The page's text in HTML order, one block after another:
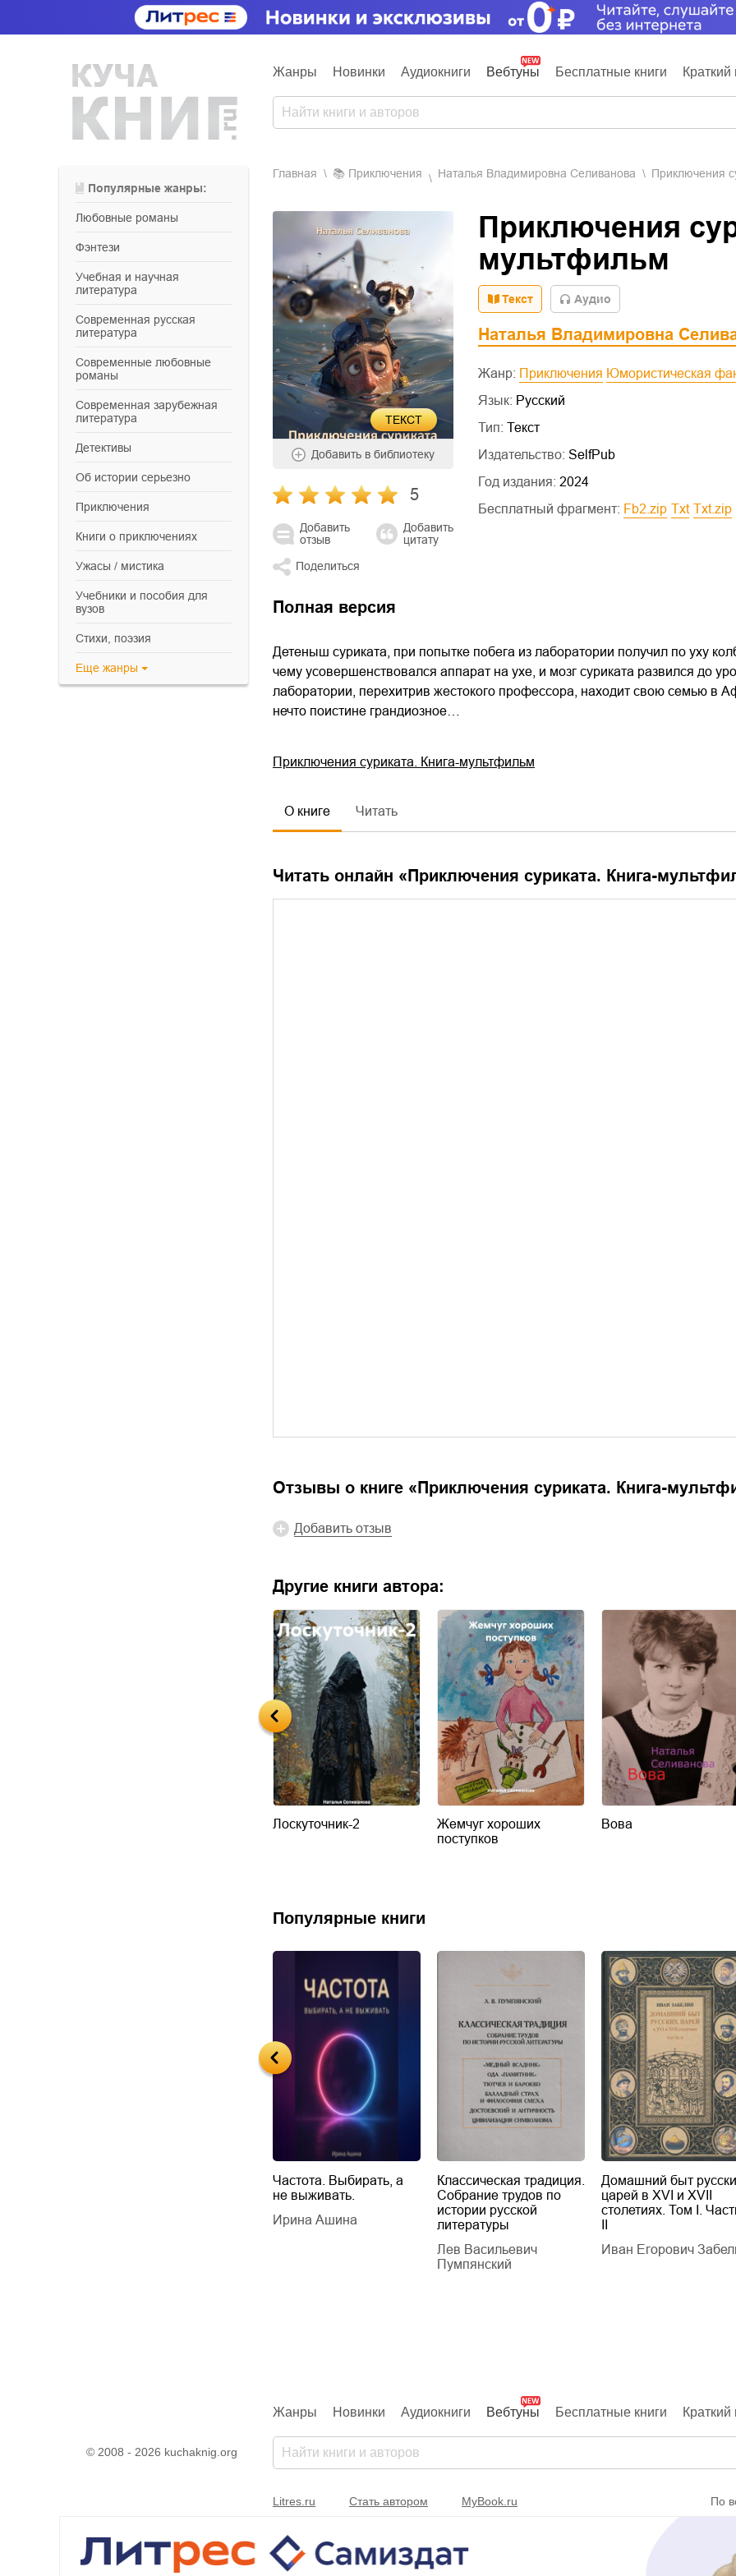
Жанры Новинки Аудиокниги Вебтуны Бесплатные книги Краткий
Популярные жанры:
любовные романы
фэнтези
учебная и научная
литература
современная русская
литература
современные любовные
романы
современная зарубежная
литература
детективы
об истории серьезно
приключения
книги о приключениях
ужасы / мистика
учебники и пособия для
вузов
cтихи, поэзия
Еще жанры
Главная 📚 приключения Наталья Владимировна Селиванова Приключения
ТЕКСТ
Добавить в библиотеку
5
Добавить
отзыв
Добавить
цитату
Поделиться
Приключения
мультфильм
Текст Aудио
Наталья Владимировна
Жанр: Приключения Юмористическая
Язык: Русский
Тип: Текст
Издательство: SelfPub
Год издания: 2024
Бесплатный фрагмент:
fb2.zip txt txt.zip
Полная версия
Детеныш суриката, при попытке побега из лаборатории получил по уху
чему усовершенствовался аппарат на ухе, и мозг суриката развился до
лаборатории, перехитрив жестокого профессора, находит свою семью в
нечто поистине грандиозное…
Приключения суриката. Книга-мультфильм
О книге Читать
Читать онлайн « Приключения суриката. Книга-
Отзывы о книге « Приключения суриката. Книга-
Добавить отзыв
Другие книги автора:
Лоскуточник-2
Жемчуг хороших
поступков
Вова
Популярные книги
Частота. Выбирать, а
не выживать.
Ирина Ашина
Классическая традиция.
Собрание трудов по
истории русской
литературы
Лев Васильевич
Пумпянский
Домашний быт
царей в XVI и XVII
столетиях. Том I.
Иван Егорович
© 2008 - 2026 kuchaknig.org
Жанры Новинки Аудиокниги Вебтуны Бесплатные книги Краткий
Litres.ru Стать автором MyBook.ru По